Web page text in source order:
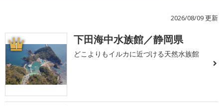
2026/08/09 更新
1 下田海中水族館／静岡県
どこよりもイルカに近づける天然水族館